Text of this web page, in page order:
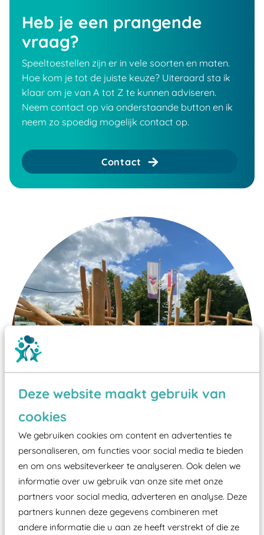
Deze website maakt gebruik van
cookies
We gebruiken cookies om content en advertenties te
personaliseren, om functies voor social media te bieden
en om ons websiteverkeer te analyseren. Ook delen we
informatie over uw gebruik van onze site met onze
partners voor social media, adverteren en analyse. Deze
partners kunnen deze gegevens combineren met
andere informatie die u aan ze heeft verstrekt of die ze
Heb je een prangende
vraag?
Speeltoestellen zijn er in vele soorten en maten.
Hoe kom je tot de juiste keuze? Uiteraard sta ik
klaar om je van A tot Z te kunnen adviseren.
Neem contact op via onderstaande button en ik
neem zo spoedig mogelijk contact op.
Contact
Wist je dat:
Vanaf een valhoogte van 1,5 meter een speciale
valondergrond onder speeltoestellen verplicht is